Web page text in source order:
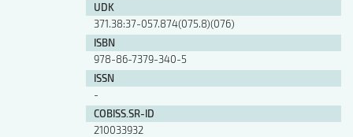
UDK
371.38:37-057.874(075.8)(076)
ISBN
978-86-7379-340-5
ISSN
-
COBISS.SR-ID
210033932